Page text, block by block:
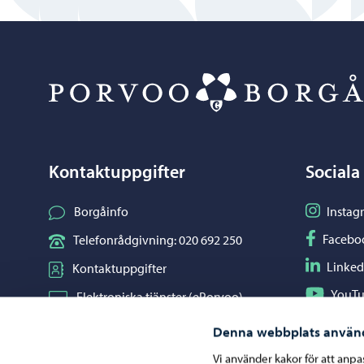
Denna webbplats
Vi använder kakor för att
Kontaktuppgifter
Borgåinfo
Telefonrådgivning: 020 692 250
Kontaktuppgifter
Elektroniska tjänster (ePorvoo)
Kartor och lägesinformation
Följ på
Följ på
Följ på
Följ på